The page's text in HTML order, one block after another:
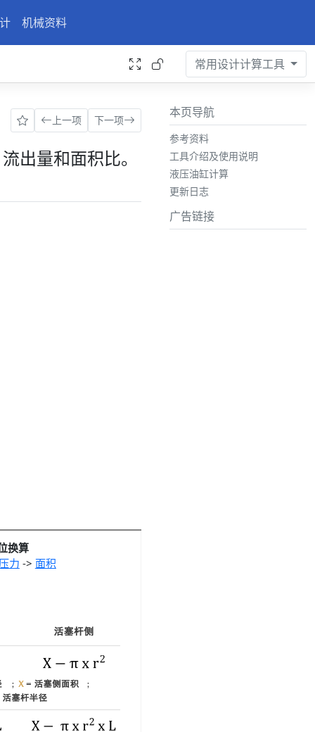
机械资料
常用设计计算工具
上一项 下一项
出量和面积比。
本页导航
参考资料
工具介绍及使用说明
液压油缸计算
更新日志
广告链接
换算
压力 -> 面积